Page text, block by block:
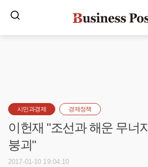
시민과경제 경제정책
이헌재 "조선과 해운 무너
붕괴"
2017-01-10 19:04:10